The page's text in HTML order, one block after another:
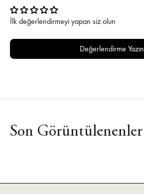
İlk değerlendirmeyi yapan siz olun
Değerlendirme Yazın
Son Görüntülenenler